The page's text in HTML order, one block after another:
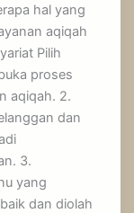
hal yang
aqiqah
Pilih
proses
aqiqah. 2.
dan
3.
yang
dan diolah